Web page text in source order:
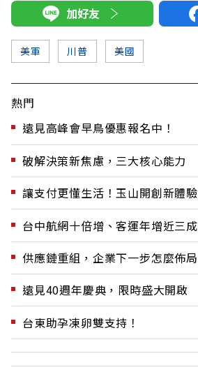
加好友
美軍 川普 美國
熱門
遠見高峰會早鳥優惠報名中！
破解決策新焦慮，三大核心能力
讓支付更懂生活！玉山開創新體驗
台中航網十倍增、客運年增近三成
供應鏈重組，企業下一步怎麼佈局
遠見40週年慶典，限時盛大開啟
台東助孕凍卵雙支持！